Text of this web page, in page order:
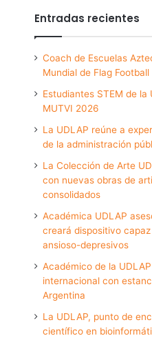
Entradas recientes
Coach de Escuelas
Mundial de Flag
Estudiantes STEM de
MUTVI 2026
La UDLAP reúne a
de la administración
La Colección de Arte
con nuevas obras de
consolidados
Académica UDLAP
creará dispositivo
ansioso-depresivos
Académico de la
internacional con
Argentina
La UDLAP, punto de
científico en